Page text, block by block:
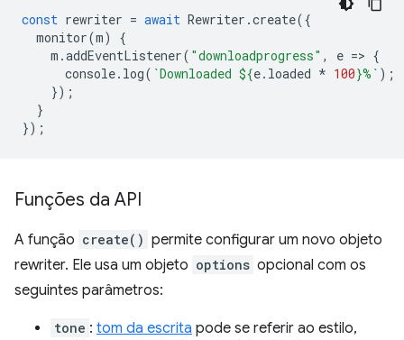
const rewriter = await Rewriter .create({
monitor(m)
{
m .addEventListener( "downloadprogress" , e => {
console. log( `Downloaded ${e. loaded * 100}%` );
});
}
});
Funções da API
A função create() permite configurar um novo objeto
rewriter. Ele usa um objeto options opcional com os
seguintes parâmetros:
tone : tom da escrita pode se referir ao estilo,